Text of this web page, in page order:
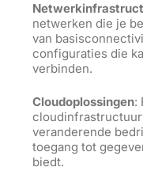
netwerken die je
van
configuraties die
verbinden.
Cloudoplossingen:
cloudinfrastructuur
veranderende
toegang tot
biedt.